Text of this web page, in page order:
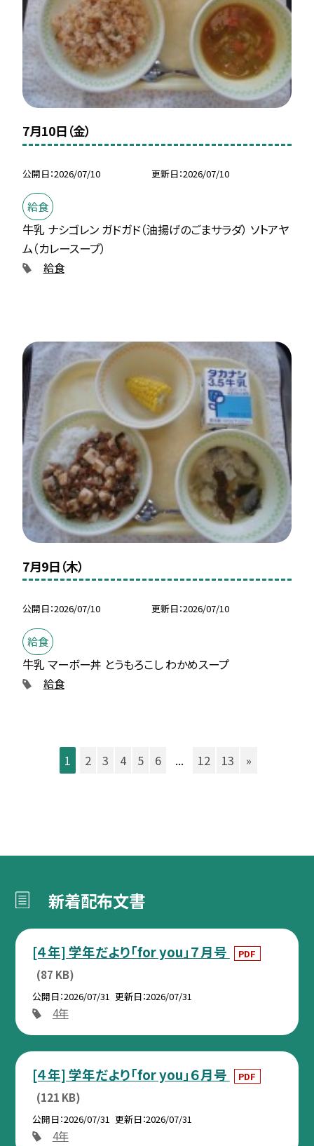
7月10日（金）
公開日 2026/07/10 更新日 2026/07/10
給食
牛乳 ナシゴレン ガドガド（油揚げのごまサラダ） ソトアヤ
ム（カレースープ）
給食
7月9日（木）
公開日 2026/07/10 更新日 2026/07/10
給食
牛乳 マーボー丼 とうもろこし わかめスープ
給食
1 2 3 4 5 6 ... 12 13 »
新着配布文書
[４年] 学年だより「for you」７月号 PDF
(87 KB)
公開日 2026/07/31 更新日 2026/07/31
4年
[４年] 学年だより「for you」６月号 PDF
(121 KB)
公開日 2026/07/31 更新日 2026/07/31
4年